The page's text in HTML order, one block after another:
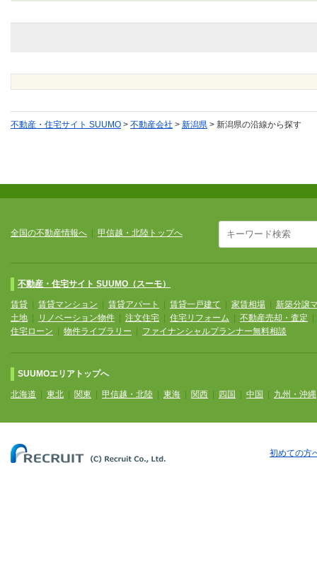
不動産・住宅サイト SUUMO > 不動産会社 > 新潟県 > 新潟県の沿線から探す
全国の不動産情報へ 甲信越・北陸トップへ
不動産・住宅サイト SUUMO（スーモ）
賃貸 賃貸マンション 賃貸アパート 賃貸一戸建て 家賃相場
新築分譲
土地
リノベーション物件 注文住宅 住宅リフォーム 不動産売却・査定
住宅ローン
物件ライブラリー ファイナンシャルプランナー無料相談
SUUMOエリアトップへ
北海道 東北 関東 甲信越・北陸 東海 関西 四国 中国 九州・沖縄
初めての方